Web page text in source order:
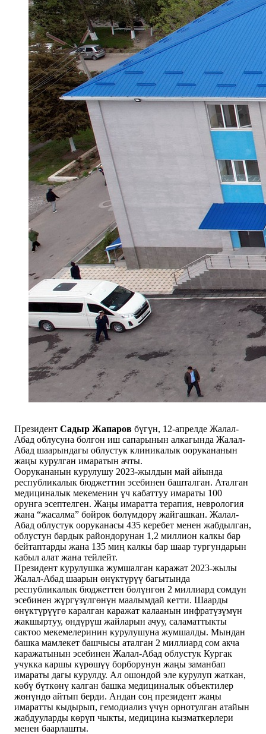
Президент Садыр Жапаров бүгүн, 12-апрелде Жалал-
Абад облусуна болгон иш сапарынын алкагында Жалал-
Абад шаарындагы облустук клиникалык оорукананын
жаңы курулган имаратын ачты.
Оорукананын курулушу 2023-жылдын май айында
республикалык бюджеттин эсебинен башталган. Аталган
медициналык мекеменин үч кабаттуу имараты 100
орунга эсептелген. Жаңы имаратта терапия, неврология
жана “жасалма” бөйрөк бөлүмдөрү жайгашкан. Жалал-
Абад облустук ооруканасы 435 керебет менен жабдылган,
облустун бардык райондорунан 1,2 миллион калкы бар
бейтаптарды жана 135 миң калкы бар шаар тургундарын
кабыл алат жана тейлейт.
Президент курулушка жумшалган каражат 2023-жылы
Жалал-Абад шаарын өнүктүрүү багытында
республикалык бюджеттен бөлүнгөн 2 миллиард сомдун
эсебинен жүргүзүлгөнүн маалымдай кетти. Шаарды
өнүктүрүүгө каралган каражат калаанын инфратүзүмүн
жакшыртуу, өндүрүш жайларын ачуу, саламаттыкты
сактоо мекемелеринин курулушуна жумшалды. Мындан
башка мамлекет башчысы аталган 2 миллиард сом акча
каражатынын эсебинен Жалал-Абад облустук Кургак
учукка каршы күрөшүү борборунун жаңы заманбап
имараты дагы курулду. Ал ошондой эле курулуп жаткан,
көбү бүткөнү калган башка медициналык объектилер
жөнүндө айтып берди. Андан соң президент жаңы
имаратты кыдырып, гемодиализ үчүн орнотулган атайын
жабдууларды көрүп чыкты, медицина кызматкерлери
менен баарлашты.